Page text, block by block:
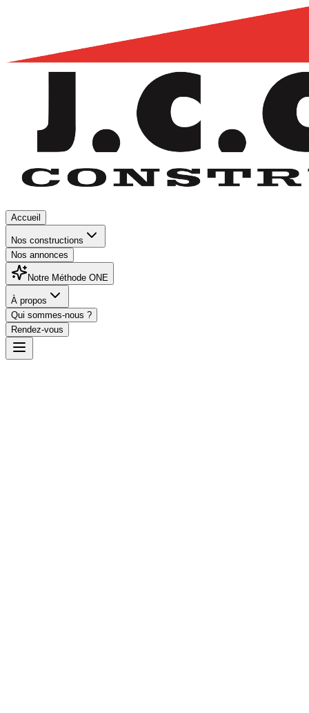
Accueil
Nos constructions
Nos annonces
Notre Méthode ONE
À propos
Qui sommes-nous ?
Rendez-vous